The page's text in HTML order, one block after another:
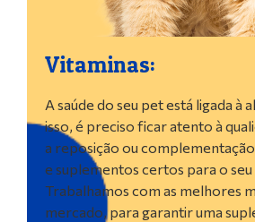
Vitaminas:
A saúde do seu pet está ligada à
isso, é preciso ficar atento à
a reposição ou
e suplementos certos para o seu
Trabalhamos com as melhores
mercado, para garantir uma